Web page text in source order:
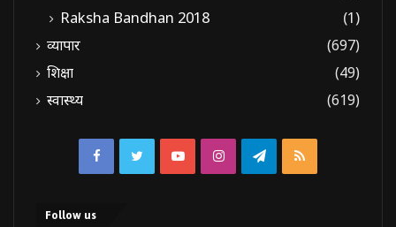
Raksha Bandhan 2018
(1)
व्यापार
(697)
शिक्षा
(49)
स्वास्थ्य
(619)
FacebookTwitterYouTubeInstagramTelegram
RSS
Follow us